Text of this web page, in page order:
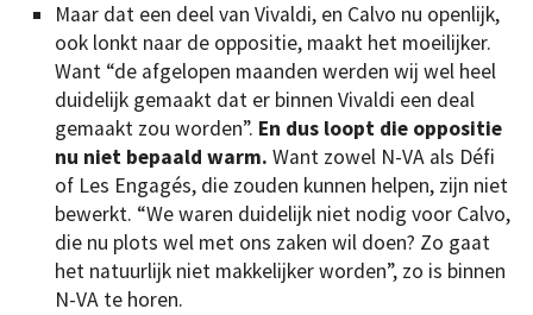
Maar dat een deel van Vivaldi, en Calvo nu openlijk,
ook lonkt naar de oppositie, maakt het moeilijker.
Want “de afgelopen maanden werden wij wel heel
duidelijk gemaakt dat er binnen Vivaldi een deal
gemaakt zou worden”. En dus loopt die oppositie
nu niet bepaald warm. Want zowel N-VA als Défi
of Les Engagés, die zouden kunnen helpen, zijn niet
bewerkt. “We waren duidelijk niet nodig voor Calvo,
die nu plots wel met ons zaken wil doen? Zo gaat
het natuurlijk niet makkelijker worden”, zo is binnen
N-VA te horen.